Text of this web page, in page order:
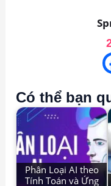
Có thể bạn
Phân Loại AI theo
Tính Toán và Ứng